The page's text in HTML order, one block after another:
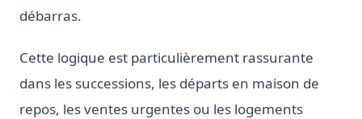
débarras.
Cette logique est particulièrement rassurante
dans les successions, les départs en maison de
repos, les ventes urgentes ou les logements